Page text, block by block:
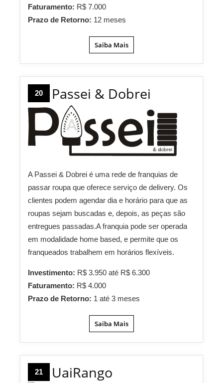
Faturamento: R$ 7.000
Prazo de Retorno: 12 meses
Saiba Mais
20 Passei & Dobrei
A Passei & Dobrei é uma rede de franquias de
passar roupa que oferece serviço de delivery. Os
clientes podem agendar dia e horário para que as
roupas sejam buscadas e, depois, as peças são
entregues passadas.A franquia pode ser operada
em modalidade home based, e permite que os
franqueados trabalhem em horários flexíveis.
Investimento: R$ 3.950 até R$ 6.300
Faturamento: R$ 4.000
Prazo de Retorno: 1 até 3 meses
Saiba Mais
21 UaiRango